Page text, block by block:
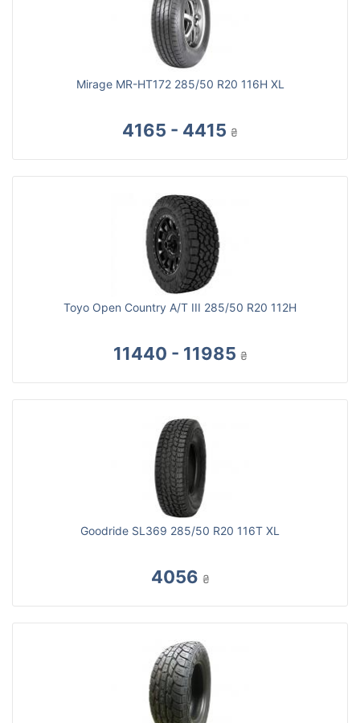
Mirage MR-HT172 285/50 R20 116H XL
4165 - 4415 ₴
Toyo Open Country A/T III 285/50 R20 112H
11440 - 11985 ₴
Goodride SL369 285/50 R20 116T XL
4056 ₴